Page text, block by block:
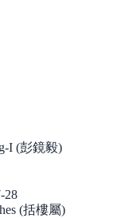
I (彭鏡毅)
28
(括樓屬)